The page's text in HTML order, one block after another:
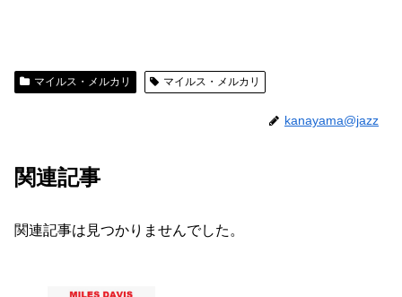
マイルス・メルカリ マイルス・メルカリ
kanayama@jazz
関連記事
関連記事は見つかりませんでした。